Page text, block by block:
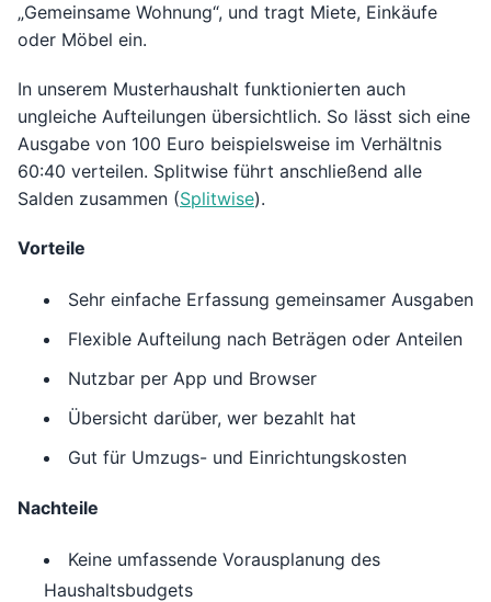
„Gemeinsame Wohnung“, und tragt Miete, Einkäufe
oder Möbel ein.
In unserem Musterhaushalt funktionierten auch
ungleiche Aufteilungen übersichtlich. So lässt sich eine
Ausgabe von 100 Euro beispielsweise im Verhältnis
60:40 verteilen. Splitwise führt anschließend alle
Salden zusammen (Splitwise).
Vorteile
Sehr einfache Erfassung gemeinsamer Ausgaben
Flexible Aufteilung nach Beträgen oder Anteilen
Nutzbar per App und Browser
Übersicht darüber, wer bezahlt hat
Gut für Umzugs- und Einrichtungskosten
Nachteile
Keine umfassende Vorausplanung des
Haushaltsbudgets